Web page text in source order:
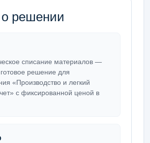
о решении
списание материалов —
решение для
«Производство и легкий
с фиксированной ценой в